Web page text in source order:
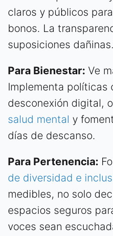
claros y públicos
bonos. La
suposiciones dañinas.
Para Bienestar: Ve
Implementa políticas
desconexión digital,
salud mental y
días de descanso.
Para Pertenencia:
de diversidad e
medibles, no solo
espacios seguros
voces sean